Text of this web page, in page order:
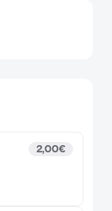
2,00€